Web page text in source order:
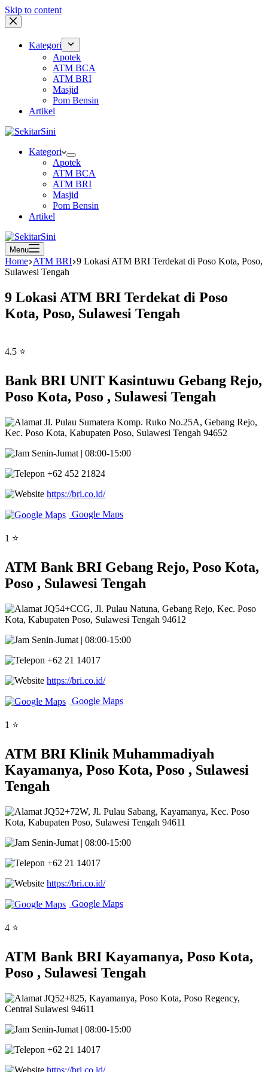
Skip to content
Kategori
Apotek
ATM BCA
ATM BRI
Masjid
Pom Bensin
Artikel
Kategori
Apotek
ATM BCA
ATM BRI
Masjid
Pom Bensin
Artikel
Menu
Home ATM BRI 9 Lokasi ATM BRI Terdekat di Poso Kota, Poso,
Sulawesi Tengah
9 Lokasi ATM BRI Terdekat di Poso
Kota, Poso, Sulawesi Tengah
4.5 ⭐
Bank BRI UNIT Kasintuwu Gebang Rejo,
Poso Kota, Poso , Sulawesi Tengah
Jl. Pulau Sumatera Komp. Ruko No.25A, Gebang Rejo,
Kec. Poso Kota, Kabupaten Poso, Sulawesi Tengah 94652
Senin-Jumat | 08:00-15:00
+62 452 21824
https://bri.co.id/
Google Maps
1 ⭐
ATM Bank BRI Gebang Rejo, Poso Kota,
Poso , Sulawesi Tengah
JQ54+CCG, Jl. Pulau Natuna, Gebang Rejo, Kec. Poso
Kota, Kabupaten Poso, Sulawesi Tengah 94612
Senin-Jumat | 08:00-15:00
+62 21 14017
https://bri.co.id/
Google Maps
1 ⭐
ATM BRI Klinik Muhammadiyah
Kayamanya, Poso Kota, Poso , Sulawesi
Tengah
JQ52+72W, Jl. Pulau Sabang, Kayamanya, Kec. Poso
Kota, Kabupaten Poso, Sulawesi Tengah 94611
Senin-Jumat | 08:00-15:00
+62 21 14017
https://bri.co.id/
Google Maps
4 ⭐
ATM Bank BRI Kayamanya, Poso Kota,
Poso , Sulawesi Tengah
JQ52+825, Kayamanya, Poso Kota, Poso Regency,
Central Sulawesi 94611
Senin-Jumat | 08:00-15:00
+62 21 14017
https://bri.co.id/